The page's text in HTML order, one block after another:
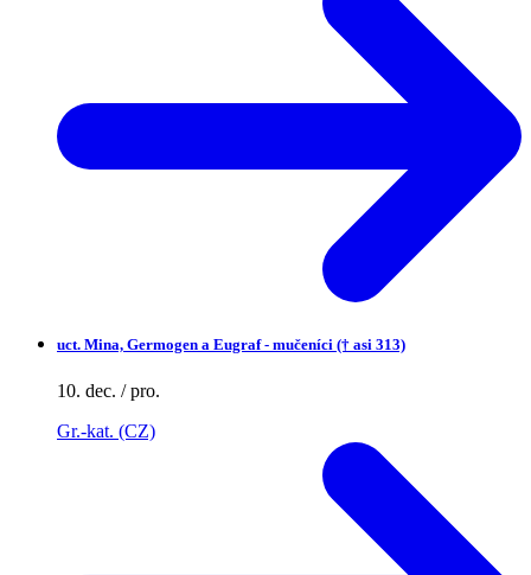
uct. Mina, Germogen a Eugraf - mučeníci († asi 313)
10. dec. / pro.
Gr.-kat. (CZ)